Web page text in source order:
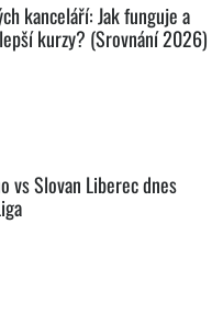
kanceláří: Jak funguje a
kurzy? (Srovnání 2026)
vs Slovan Liberec dnes